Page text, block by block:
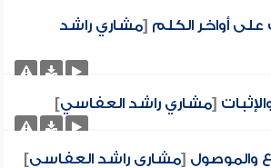
أواخر الكلم [مشاري راشد
[مشاري راشد العفاسي]
والموصول [مشاري راشد العفاسي]